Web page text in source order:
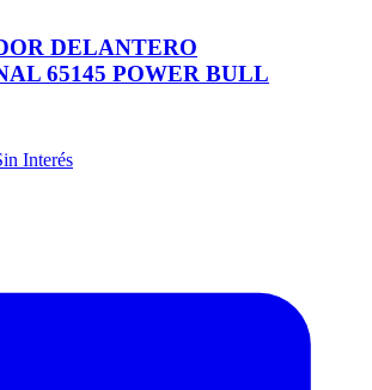
DELANTERO
65145 POWER BULL
Interés